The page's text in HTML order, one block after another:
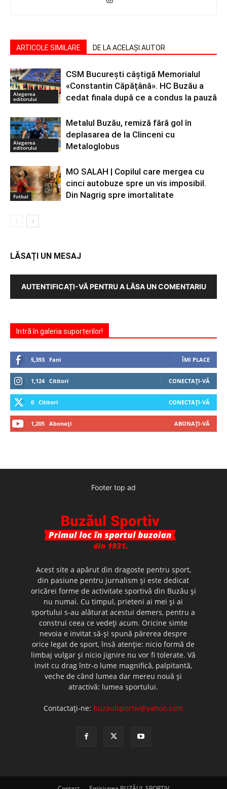
ARTICOLE SIMILARE DE LA ACELAȘI AUTOR
Alegerea
editorului
CSM București câștigă Memorialul
«Constantin Căpățână». HC Buzău a
cedat finala după ce a condus la pauză
Alegerea
editorului
Metalul Buzău, remiză fără gol în
deplasarea de la Clinceni cu
Metaloglobus
Fotbal
MO SALAH | Copilul care mergea cu
cinci autobuze spre un vis imposibil.
Din Nagrig spre imortalitate
LĂSAȚI UN MESAJ
AUTENTIFICAȚI-VĂ PENTRU A LĂSA UN COMENTARIU
Intră în galeria suporterilor!
5,393 Fani ÎMI PLACE
1,124 Cititori CONECTAȚI-VĂ
0 Cititori CONECTAȚI-VĂ
1,205 Abonați ABONAȚI-VĂ
Footer top ad
Acest site a apărut din dragoste pentru sport,
din pasiune pentru jurnalism şi este dedicat
oricărei forme de activitate sportivă din Buzău şi
nu numai. Cu timpul, prieteni ai mei şi ai
sportului s-au alăturat acestui demers, pentru a
construi ceea ce vedeţi acum. Oricine simte
nevoia e invitat să-şi spună părerea despre
orice legat de sport, însă atenţie: nicio formă de
limbaj vulgar şi nicio jignire nu vor fi tolerate. Vă
invit cu drag într-o lume magnifică, palpitantă,
veche de când lumea dar mereu nouă şi
atractivă: lumea sportului.
Contactați-ne: buzaulsportiv@yahoo.com